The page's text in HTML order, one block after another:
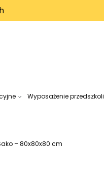
Wyposażenie przedszkoli
– 80x80x80 cm